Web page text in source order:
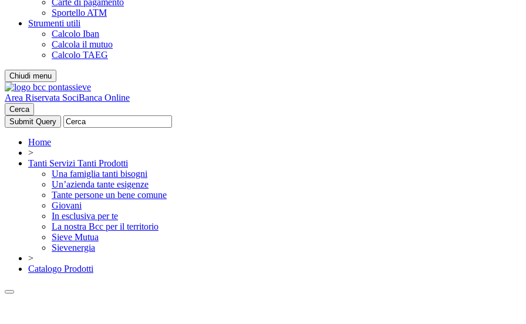
Carte di pagamento
Sportello ATM
Strumenti utili
Calcolo Iban
Calcola il mutuo
Calcolo TAEG
Chiudi menu
Area Riservata SociBanca Online
Cerca
Home
>
Tanti Servizi Tanti Prodotti
Una famiglia tanti bisogni
Un’azienda tante esigenze
Tante persone un bene comune
Giovani
In esclusiva per te
La nostra Bcc per il territorio
Sieve Mutua
Sievenergia
>
Catalogo Prodotti